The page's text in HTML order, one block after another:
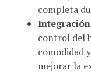
control del
comodidad
mejorar la